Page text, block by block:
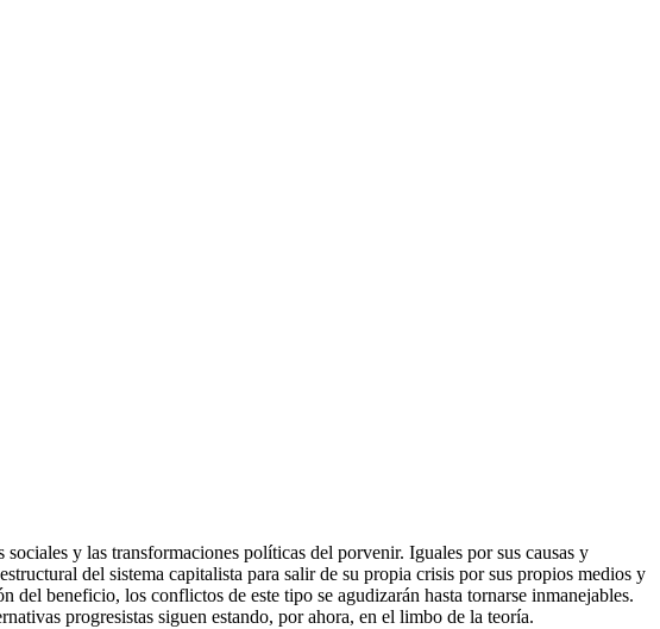
y las transformaciones políticas del porvenir. Iguales por sus causas y
del sistema capitalista para salir de su propia crisis por sus propios medios y
beneficio, los conflictos de este tipo se agudizarán hasta tornarse inmanejables.
progresistas siguen estando, por ahora, en el limbo de la teoría.